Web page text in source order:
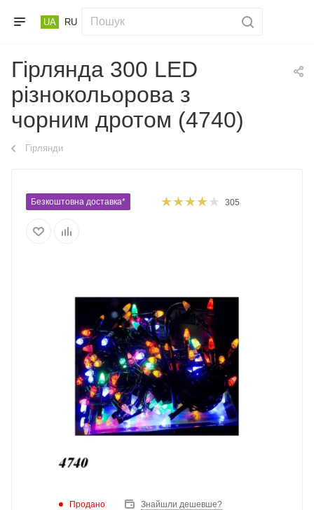
UA RU
Гірлянда 300 LED
різнокольорова з
чорним дротом (4740)
Гірлянди
Безкоштовна доставка* 305
Продано Знайшли дешевше?